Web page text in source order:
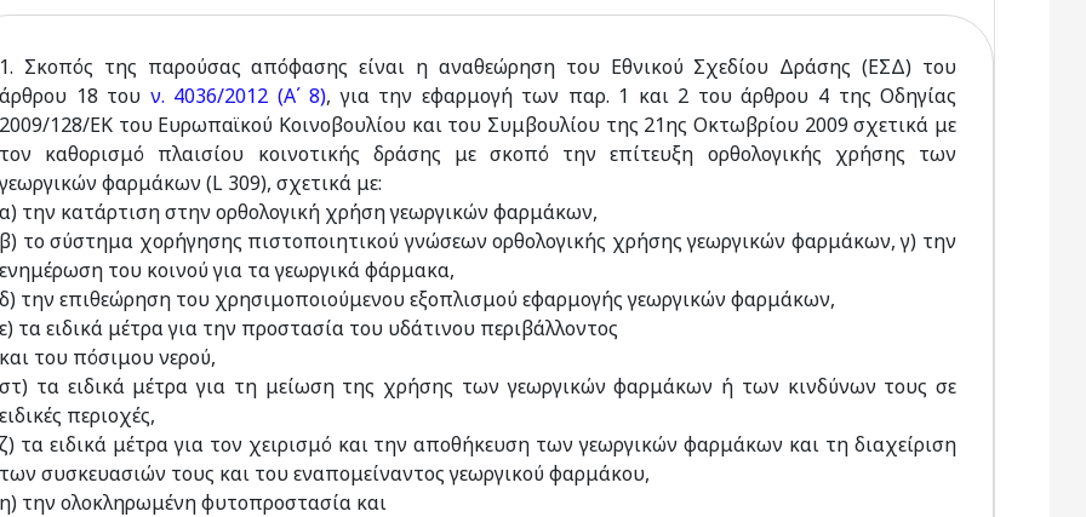
1. Σκοπός της παρούσας απόφασης είναι η αναθεώρηση του Εθνικού Σχεδίου Δράσης (ΕΣΔ) του
άρθρου 18 του ν. 4036/2012 (Α΄ 8), για την εφαρμογή των παρ. 1 και 2 του άρθρου 4 της Οδηγίας
2009/128/ΕΚ του Ευρωπαϊκού Κοινοβουλίου και του Συμβουλίου της 21ης Οκτωβρίου 2009 σχετικά με
τον καθορισμό πλαισίου κοινοτικής δράσης με σκοπό την επίτευξη ορθολογικής χρήσης των
γεωργικών φαρμάκων (L 309), σχετικά με:
α) την κατάρτιση στην ορθολογική χρήση γεωργικών φαρμάκων,
β) το σύστημα χορήγησης πιστοποιητικού γνώσεων ορθολογικής χρήσης γεωργικών φαρμάκων, γ) την
ενημέρωση του κοινού για τα γεωργικά φάρμακα,
δ) την επιθεώρηση του χρησιμοποιούμενου εξοπλισμού εφαρμογής γεωργικών φαρμάκων,
ε) τα ειδικά μέτρα για την προστασία του υδάτινου περιβάλλοντος
και του πόσιμου νερού,
στ) τα ειδικά μέτρα για τη μείωση της χρήσης των γεωργικών φαρμάκων ή των κινδύνων τους σε
ειδικές περιοχές,
ζ) τα ειδικά μέτρα για τον χειρισμό και την αποθήκευση των γεωργικών φαρμάκων και τη διαχείριση
των συσκευασιών τους και του εναπομείναντος γεωργικού φαρμάκου,
η) την ολοκληρωμένη φυτοπροστασία και